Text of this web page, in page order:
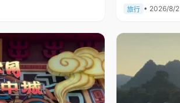
旅行 • 2026/8/2